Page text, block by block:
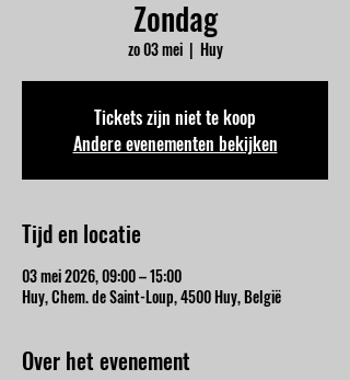
Zondag
zo 03 mei
  |
Huy
Tickets zijn niet te koop
Andere evenementen bekijken
Tijd en locatie
03 mei 2026, 09:00 – 15:00
Huy, Chem. de Saint-Loup, 4500 Huy, België
Over het evenement